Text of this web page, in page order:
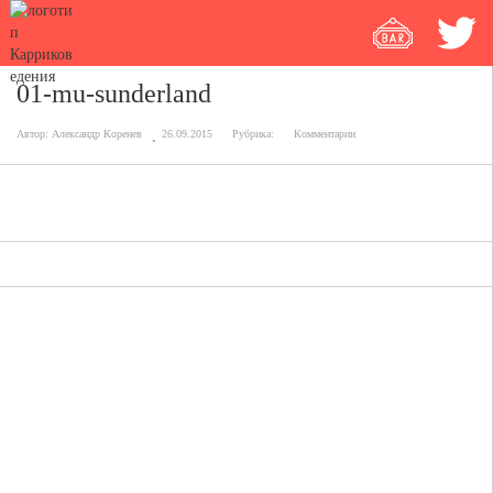
01-mu-sunderland
Автор: Александр Коренев 26.09.2015 Рубрика: Комментарии